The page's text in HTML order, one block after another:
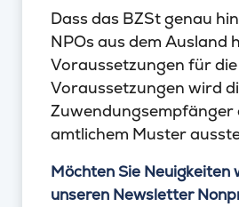
Dass das BZSt genau
NPOs aus dem Ausland
Voraussetzungen für
Voraussetzungen wird
Zuwendungsempfänger
amtlichem Muster
Möchten Sie
unseren Newsletter